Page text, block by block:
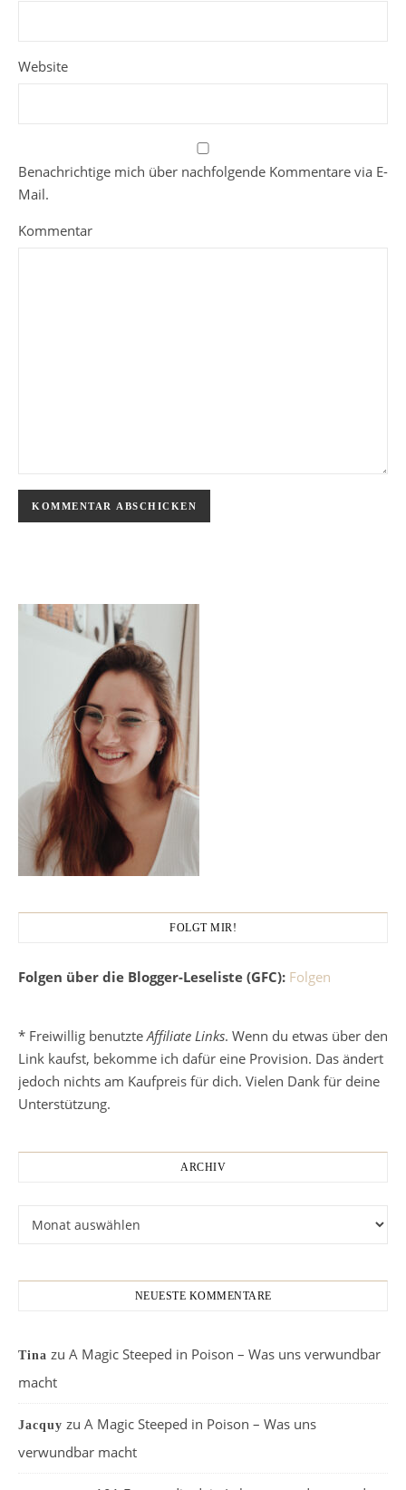
Website
Benachrichtige mich über nachfolgende Kommentare via E-
Mail.
Kommentar
FOLGT MIR!
Folgen über die Blogger-Leseliste (GFC): Folgen
* Freiwillig benutzte Affiliate Links. Wenn du etwas über den
Link kaufst, bekomme ich dafür eine Provision. Das ändert
jedoch nichts am Kaufpreis für dich. Vielen Dank für deine
Unterstützung.
ARCHIV
NEUESTE KOMMENTARE
Tina zu A Magic Steeped in Poison – Was uns verwundbar
macht
Jacquy zu A Magic Steeped in Poison – Was uns
verwundbar macht